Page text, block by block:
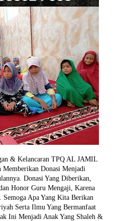
& Kelancaran TPQ AL JAMIL
Donasi Menjadi
Donasi Yang Diberikan,
Honor Guru Mengaji, Karena
Apa Yang Kita Berikan
Serta Ilmu Yang Bermanfaat
Ini Menjadi Anak Yang Shaleh &